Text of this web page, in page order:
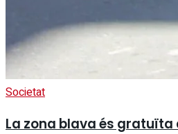
Societat
La zona blava és